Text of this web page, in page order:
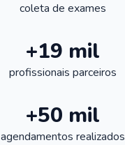
coleta de exames
+19 mil
profissionais parceiros
+50 mil
agendamentos realizados